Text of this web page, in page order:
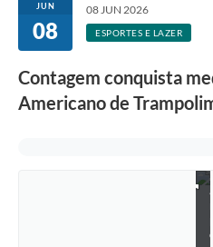
JUN
08
08 JUN 2026
ESPORTES E LAZER
Contagem conquista
Americano de
a
o